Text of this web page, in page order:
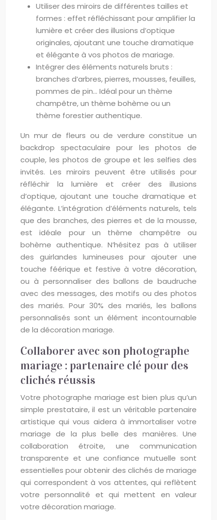
Utiliser des miroirs de différentes tailles et
formes : effet réfléchissant pour amplifier la
lumière et créer des illusions d’optique
originales, ajoutant une touche dramatique
et élégante à vos photos de mariage.
Intégrer des éléments naturels bruts :
branches d’arbres, pierres, mousses, feuilles,
pommes de pin… Idéal pour un thème
champêtre, un thème bohème ou un
thème forestier authentique.
Un mur de fleurs ou de verdure constitue un
backdrop spectaculaire pour les photos de
couple, les photos de groupe et les selfies des
invités. Les miroirs peuvent être utilisés pour
réfléchir la lumière et créer des illusions
d’optique, ajoutant une touche dramatique et
élégante. L’intégration d’éléments naturels, tels
que des branches, des pierres et de la mousse,
est idéale pour un thème champêtre ou
bohème authentique. N’hésitez pas à utiliser
des guirlandes lumineuses pour ajouter une
touche féérique et festive à votre décoration,
ou à personnaliser des ballons de baudruche
avec des messages, des motifs ou des photos
des mariés. Pour 30% des mariés, les ballons
personnalisés sont un élément incontournable
de la décoration mariage.
Collaborer avec son photographe
mariage : partenaire clé pour des
clichés réussis
Votre photographe mariage est bien plus qu’un
simple prestataire, il est un véritable partenaire
artistique qui vous aidera à immortaliser votre
mariage de la plus belle des manières. Une
collaboration étroite, une communication
transparente et une confiance mutuelle sont
essentielles pour obtenir des clichés de mariage
qui correspondent à vos attentes, qui reflètent
votre personnalité et qui mettent en valeur
votre décoration mariage.